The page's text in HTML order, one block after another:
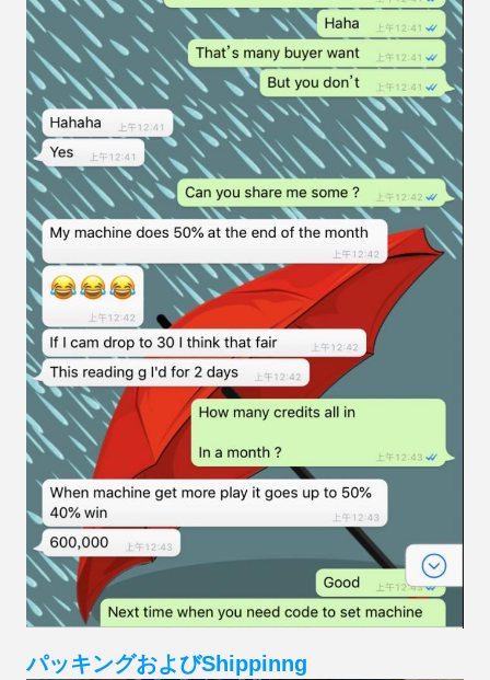
パッキングおよびShippinng